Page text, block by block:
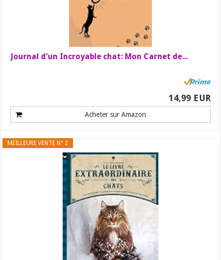
Journal d'un Incroyable chat: Mon Carnet de...
14,99 EUR
Acheter sur Amazon
MEILLEURE VENTE N° 2